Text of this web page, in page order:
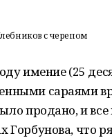
с черепом
имение (25
сараями
продано, и
Горбунова, что